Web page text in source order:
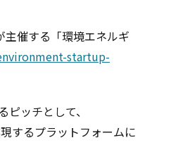
催する「環境エネルギ
startup-
ッチとして、
するプラットフォームに